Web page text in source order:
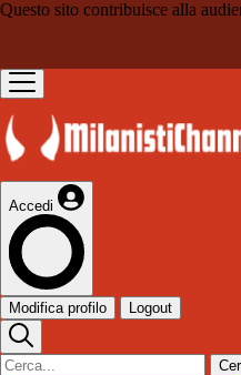
Questo sito contribuisce alla
Accedi
Modifica profilo Logout